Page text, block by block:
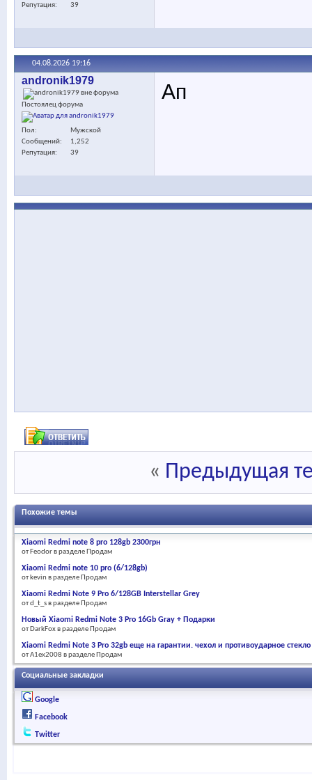
Репутация
39
04.08.2026 19:16
andronik1979
Постоялец форума
Пол
Мужской
Сообщений
1,252
Репутация
39
Ап
« Предыдущая
Похожие темы
Xiaomi Redmi note 8 pro 128gb 2300грн
от Feodor в разделе Продам
Xiaomi Redmi note 10 pro (6/128gb)
от kevin в разделе Продам
Xiaomi Redmi Note 9 Pro 6/128GB Interstellar Grey
от d_t_s в разделе Продам
Новый Xiaomi Redmi Note 3 Pro 16Gb Gray + Подарки
от DarkFox в разделе Продам
Xiaomi Redmi Note 3 Pro 32gb еще на гарантии. чехол и противоударное
от A1ex2008 в разделе Продам
Социальные закладки
Google
Facebook
Twitter